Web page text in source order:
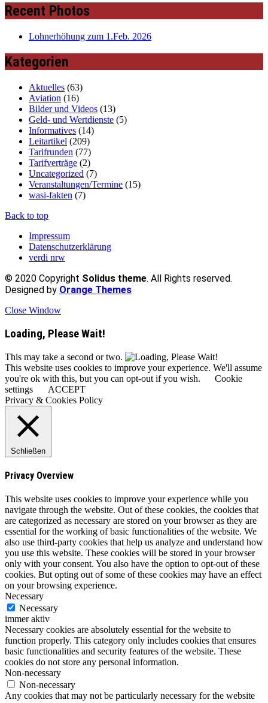
Recent Photos
Lohnerhöhung zum 1.Feb. 2026
Kategorien
Aktuelles (63)
Aviation (16)
Bilder und Videos (13)
Geld- und Wertdienste (5)
Informatives (14)
Leitartikel (209)
Tarifrunden (77)
Tarifverträge (2)
Uncategorized (7)
Veranstaltungen/Termine (15)
wasi-fakten (7)
Back to top
Impressum
Datenschutzerklärung
verdi nrw
© 2020 Copyright Solidus theme. All Rights reserved.
Designed by Orange Themes
Close Window
Loading, Please Wait!
This may take a second or two.
This website uses cookies to improve your experience. We'll assume
you're ok with this, but you can opt-out if you wish.
Cookie
settings
ACCEPT
Privacy & Cookies Policy
Schließen
Privacy Overview
This website uses cookies to improve your experience while you
navigate through the website. Out of these cookies, the cookies that
are categorized as necessary are stored on your browser as they are
essential for the working of basic functionalities of the website. We
also use third-party cookies that help us analyze and understand how
you use this website. These cookies will be stored in your browser
only with your consent. You also have the option to opt-out of these
cookies. But opting out of some of these cookies may have an effect
on your browsing experience.
Necessary
Necessary
immer aktiv
Necessary cookies are absolutely essential for the website to
function properly. This category only includes cookies that ensures
basic functionalities and security features of the website. These
cookies do not store any personal information.
Non-necessary
Non-necessary
Any cookies that may not be particularly necessary for the website